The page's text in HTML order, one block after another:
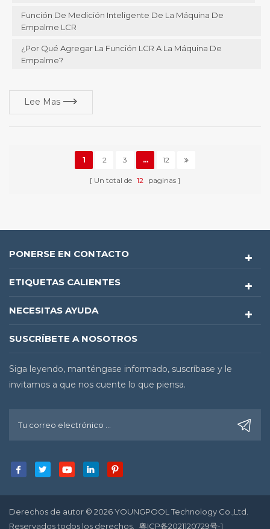
también se mejora gradualmente , desde el comienzo de...
Función De Medición Inteligente De La Máquina De
Empalme LCR
¿Por Qué Agregar La Función LCR A La Máquina De
Empalme?
Lee Mas
1 2 3 ... 12
Un total de 12 paginas
PONERSE EN CONTACTO
ETIQUETAS CALIENTES
NECESITAS AYUDA
SUSCRÍBETE A NOSOTROS
Siga leyendo, manténgase informado, suscríbase y le
invitamos a que nos cuente lo que piensa.
Derechos de autor © 2026 YOUNGPOOL Technology Co.,Ltd.
Reservados todos los derechos.
粤ICP备2021120729号-1